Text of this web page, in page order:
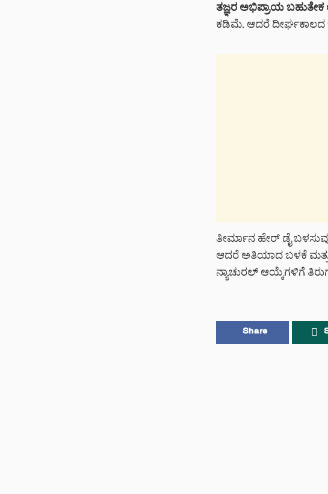
ತಜ್ಞರ ಅಭಿಪ್ರಾಯ
ಕಡಿಮೆ. ಆದರೆ ದೀರ್ಘಕಾಲದ
ತೀರ್ಮಾನ ಹೇರ್ ಡೈ
ಆದರೆ ಅತಿಯಾದ ಬಳಕೆ ಮತ್ತು
ನ್ಯಾಚುರಲ್ ಆಯ್ಕೆಗಳಿಗೆ
Share